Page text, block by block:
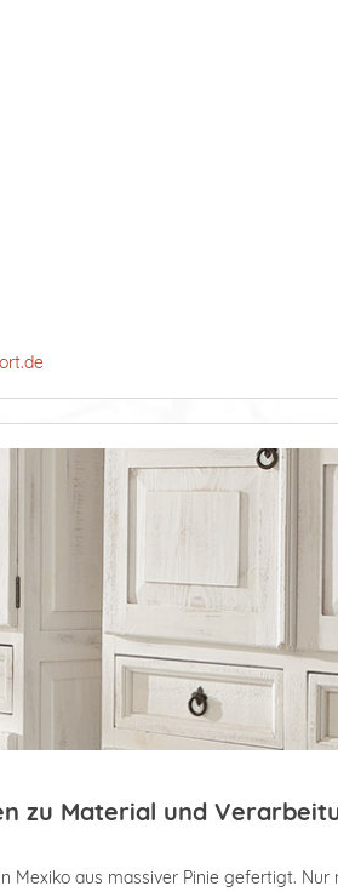
zu Material und
Mexiko aus massiver Pinie gefertigt. Nur